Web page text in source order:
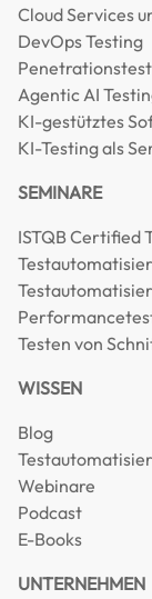
Cloud Services
DevOps Testing
Penetrationstest
Agentic AI
KI-gestütztes
KI-Testing als
SEMINARE
ISTQB Certified
Testen von
WISSEN
Blog
Webinare
Podcast
E-Books
UNTERNEHMEN